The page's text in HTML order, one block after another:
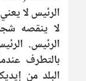
الرئيس لا
لا ينقصه
الرئيس.
بالتطرف
البلد من